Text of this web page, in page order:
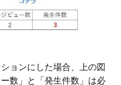
ョンにした場合、上の図
数」と「発生件数」は必